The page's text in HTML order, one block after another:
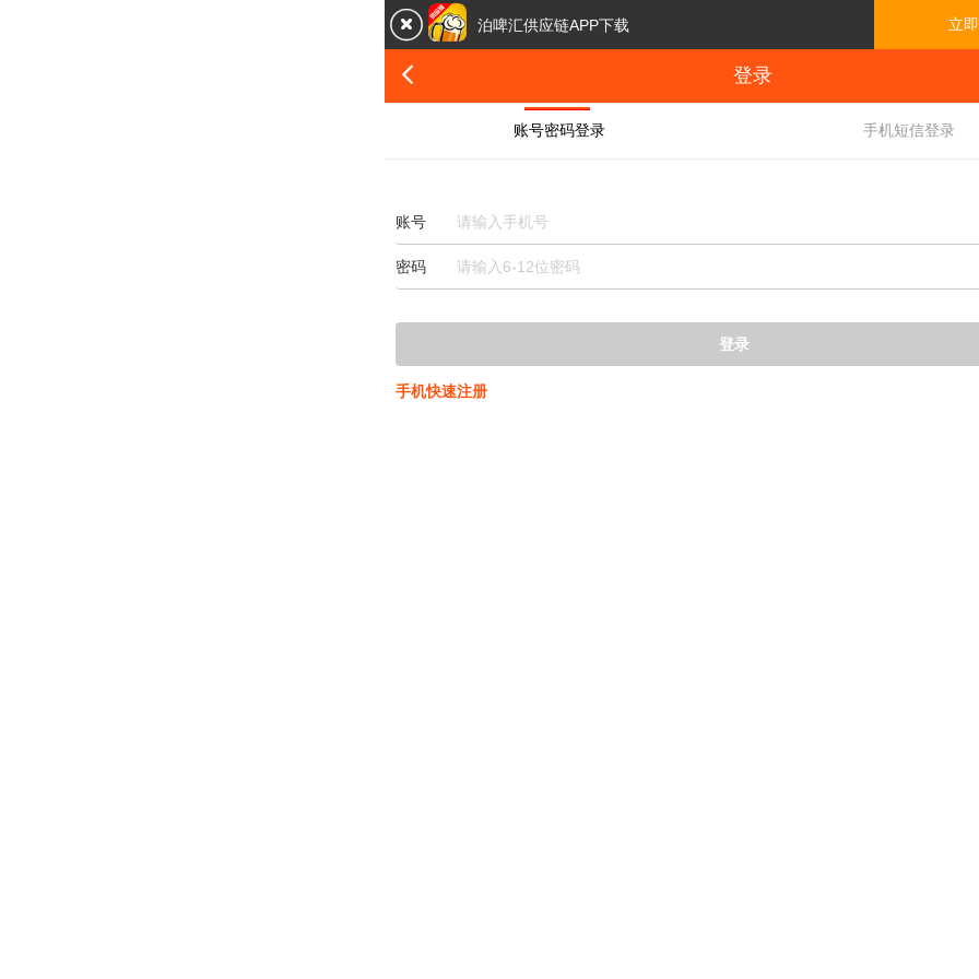
 登录
账号密码登录 手机短信登录
账号
密码
手机快速注册
 泊啤汇供应链APP下载 立